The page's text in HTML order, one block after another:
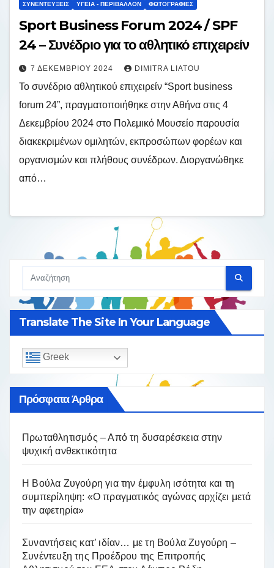
ΣΥΝΕΝΤΕΎΞΕΙΣ
ΥΓΕΊΑ - ΠΕΡΙΒΆΛΛΟΝ ΦΩΤΟΓΡΑΦΊΕΣ
Sport Business Forum 2024 / SPF
24 – Συνέδριο για το αθλητικό επιχειρείν
7 ΔΕΚΕΜΒΡΊΟΥ 2024 DIMITRA LIATOU
Το συνέδριο αθλητικού επιχειρείν “Sport business
forum 24”, πραγματοποιήθηκε στην Αθήνα στις 4
Δεκεμβρίου 2024 στο Πολεμικό Μουσείο παρουσία
διακεκριμένων ομιλητών, εκπροσώπων φορέων και
οργανισμών και πλήθους συνέδρων. Διοργανώθηκε
από…
Translate The Site In Your Language
Greek
Πρόσφατα Άρθρα
Πρωταθλητισμός – Από τη δυσαρέσκεια στην
ψυχική ανθεκτικότητα
Η Βούλα Ζυγούρη για την έμφυλη ισότητα και τη
συμπερίληψη: «Ο πραγματικός αγώνας αρχίζει μετά
την αφετηρία»
Συναντήσεις κατ’ ιδίαν… με τη Βούλα Ζυγούρη –
Συνέντευξη της Προέδρου της Επιτροπής